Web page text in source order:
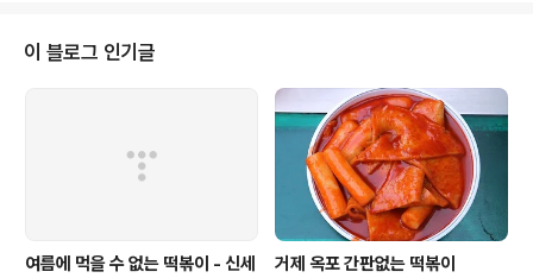
이 블로그 인기글
여름에 먹을 수 없는 떡볶이 - 신세
거제 옥포 간판없는 떡볶이